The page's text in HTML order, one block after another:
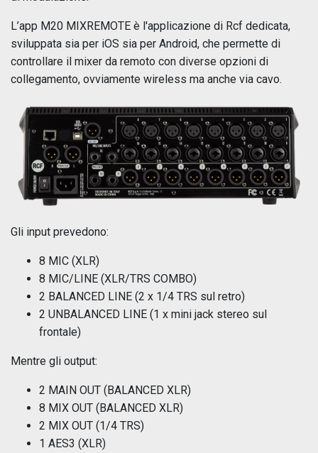
L’app M20 MIXREMOTE è l'applicazione di Rcf dedicata,
sviluppata sia per iOS sia per Android, che permette di
controllare il mixer da remoto con diverse opzioni di
collegamento, ovviamente wireless ma anche via cavo.
Gli input prevedono:
8 MIC (XLR)
8 MIC/LINE (XLR/TRS COMBO)
2 BALANCED LINE (2 x 1/4 TRS sul retro)
2 UNBALANCED LINE (1 x mini jack stereo sul
frontale)
Mentre gli output:
2 MAIN OUT (BALANCED XLR)
8 MIX OUT (BALANCED XLR)
2 MIX OUT (1/4 TRS)
1 AES3 (XLR)